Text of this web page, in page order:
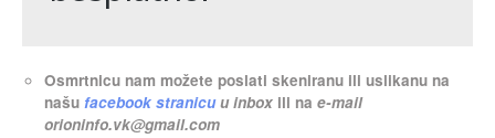
Osmrtnicu nam možete poslati skeniranu ili uslikanu na
našufacebook stranicuu inbox ili nae-mail
orioninfo.vk@gmail.com